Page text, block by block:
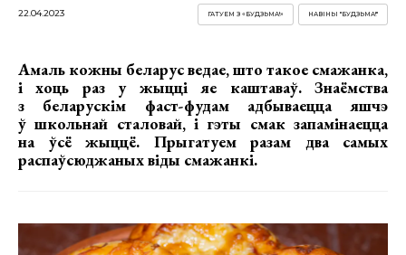
22.04.2023 НАВІНЫ "БУДЗЬМА!"
ГАТУЕМ З «БУДЗЬМА!»
Амаль кожны беларус ведае, што такое смажанка,
і хоць раз у жыцці яе каштаваў. Знаёмства
з беларускім фаст-фудам адбываецца яшчэ
ў школьнай сталовай, і гэты смак запамінаецца
на ўсё жыццё. Прыгатуем разам два самых
распаўсюджаных віды смажанкі.